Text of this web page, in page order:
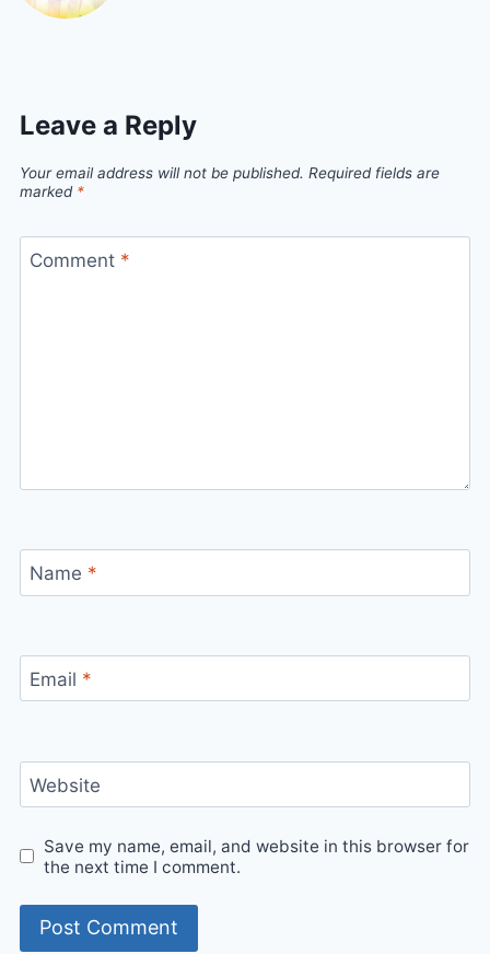
Leave a Reply
Your email address will not be published. Required fields are
marked *
Comment *
Name *
Email *
Website
Save my name, email, and website in this browser for
the next time I comment.